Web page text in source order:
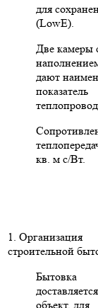
для
(LowE).
Две камеры
дают
показатель
кв. м с/Вт.
1. Организация
строительной
Бытовка
объект, для